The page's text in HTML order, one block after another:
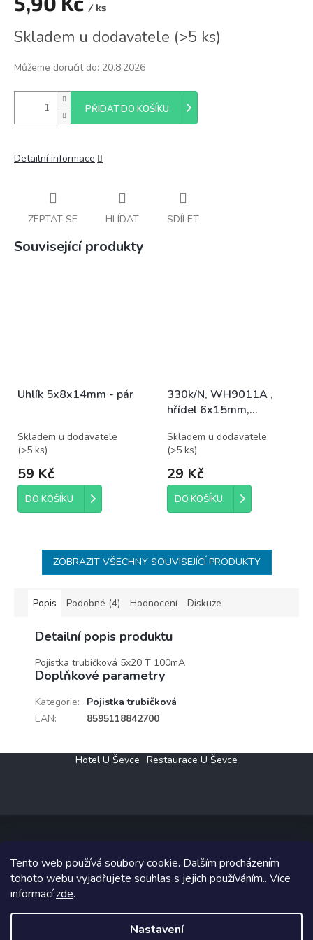
Tento web používá soubory cookie. Dalším procházením
tohoto webu vyjadřujete souhlas s jejich používáním.. Více
informacízde.
Nastavení
/ ks
cena:
Skladem u dodavatele (>5 ks)
Můžeme doručit do: 20.8.2026
PŘIDAT DO KOŠÍKU
Detailní informace
ZEPTAT SE HLÍDAT SDÍLET
Související produkty
Uhlík 5x8x14mm - pár
Skladem u dodavatele
(>5 ks)
59 Kč
DO KOŠÍKU
330k/N, WH9011A ,
hřídel 6x15mm,
Skladem u dodavatele
(>5 ks)
29 Kč
DO KOŠÍKU
ZOBRAZIT VŠECHNY SOUVISEJÍCÍ PRODUKTY
Popis Podobné (4) Hodnocení Diskuze
Detailní popis produktu
Pojistka trubičková 5x20 T 100mA
Doplňkové parametry
Kategorie:
Pojistka trubičková
EAN: 8595118842700
Hotel U Ševce Restaurace U Ševce
Copyright 2026Elektro Klesný s.r.o.. Všechna práva vyhrazena.
Grafický návrh vytvořil a na Shoptet implementoval
Shoptetak.cz.